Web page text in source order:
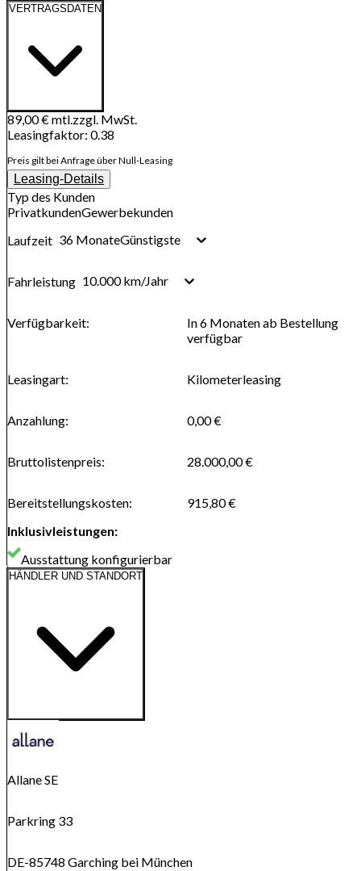
VERTRAGSDATEN
89,00 €mtl. zzgl. MwSt.
Leasingfaktor: 0.38
Preis gilt bei Anfrage über Null-Leasing
Leasing-Details
Typ des Kunden
PrivatkundenGewerbekunden
Laufzeit 36 MonateGünstigste
Fahrleistung 10.000 km/Jahr
Verfügbarkeit:
In 6 Monaten ab Bestellung
verfügbar
Leasingart: Kilometerleasing
Anzahlung: 0,00 €
Bruttolistenpreis: 28.000,00 €
Bereitstellungskosten:
915,80 €
Inklusivleistungen:
Ausstattung konfigurierbar
HÄNDLER UND STANDORT
Karte wird geladen...
Allane SE
Parkring 33
DE-85748 Garching bei München